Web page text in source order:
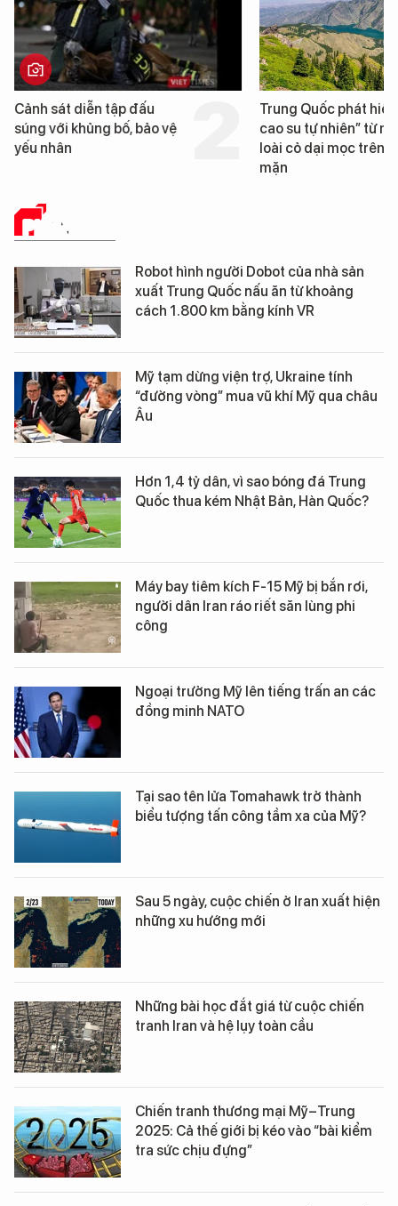
Cảnh sát diễn tập đấu
súng với khủng bố, bảo vệ
yếu nhân
Trung Quốc phát hiện
cao su tự nhiên” từ
loài cỏ dại mọc trên
mặn
PHÂN TÍCH
Robot hình người Dobot của nhà sản
xuất Trung Quốc nấu ăn từ khoảng
cách 1.800 km bằng kính VR
Mỹ tạm dừng viện trợ, Ukraine tính
“đường vòng” mua vũ khí Mỹ qua châu
Âu
Hơn 1,4 tỷ dân, vì sao bóng đá Trung
Quốc thua kém Nhật Bản, Hàn Quốc?
Máy bay tiêm kích F-15 Mỹ bị bắn rơi,
người dân Iran ráo riết săn lùng phi
công
Ngoại trưởng Mỹ lên tiếng trấn an các
đồng minh NATO
Tại sao tên lửa Tomahawk trở thành
biểu tượng tấn công tầm xa của Mỹ?
Sau 5 ngày, cuộc chiến ở Iran xuất hiện
những xu hướng mới
Những bài học đắt giá từ cuộc chiến
tranh Iran và hệ lụy toàn cầu
Chiến tranh thương mại Mỹ–Trung
2025: Cả thế giới bị kéo vào “bài kiểm
tra sức chịu đựng”